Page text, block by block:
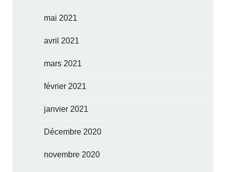
mai 2021
avril 2021
mars 2021
février 2021
janvier 2021
Décembre 2020
novembre 2020